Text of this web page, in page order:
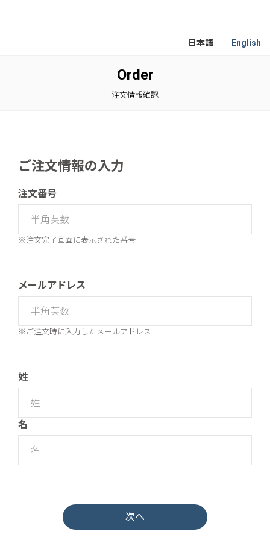
日本語 English
Order
注文情報確認
ご注文情報の入力
注文番号
※注文完了画面に表示された番号
メールアドレス
※ご注文時に入力したメールアドレス
姓
名